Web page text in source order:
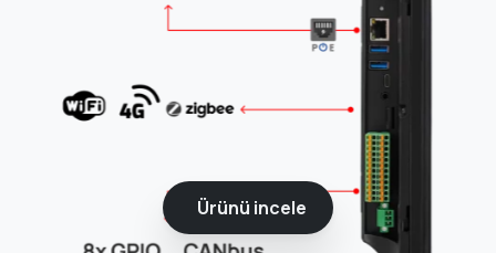
Ürünü incele